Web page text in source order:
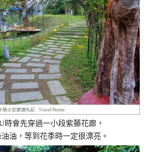
時會先穿過一小段紫藤花廊，
油，等到花季時一定很漂亮。